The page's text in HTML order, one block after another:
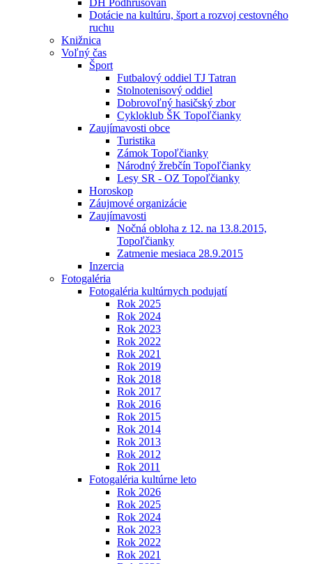
DH Podhrušovan
Dotácie na kultúru, šport a rozvoj cestovného
ruchu
Knižnica
Voľný čas
Šport
Futbalový oddiel TJ Tatran
Stolnotenisový oddiel
Dobrovoľný hasičský zbor
Cykloklub ŠK Topoľčianky
Zaujímavosti obce
Turistika
Zámok Topoľčianky
Národný žrebčín Topoľčianky
Lesy SR - OZ Topoľčianky
Horoskop
Záujmové organizácie
Zaujímavosti
Nočná obloha z 12. na 13.8.2015,
Topoľčianky
Zatmenie mesiaca 28.9.2015
Inzercia
Fotogaléria
Fotogaléria kultúrnych podujatí
Rok 2025
Rok 2024
Rok 2023
Rok 2022
Rok 2021
Rok 2019
Rok 2018
Rok 2017
Rok 2016
Rok 2015
Rok 2014
Rok 2013
Rok 2012
Rok 2011
Fotogaléria kultúrne leto
Rok 2026
Rok 2025
Rok 2024
Rok 2023
Rok 2022
Rok 2021